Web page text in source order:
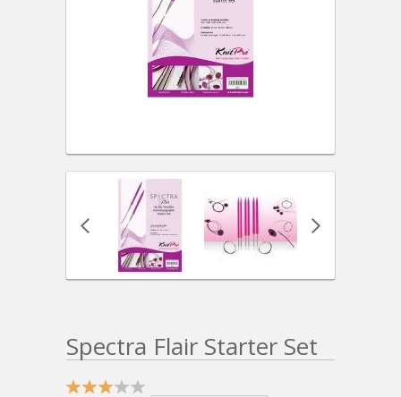
Spectra Flair Starter Set